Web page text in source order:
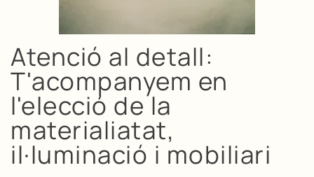
Atenció al detall:
T'acompanyem en
l'elecció de la
materialiatat,
il·luminació i mobiliari